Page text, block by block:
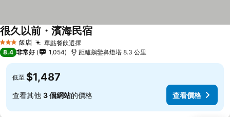
3 星級 飯店 單點餐飲選擇
很久以前・濱海民宿
8.4 非常好 1,054 距離鵝鑾鼻燈塔 8.3 公里
低至 $1,487
查看其他 3 個網站的價格 查看價格